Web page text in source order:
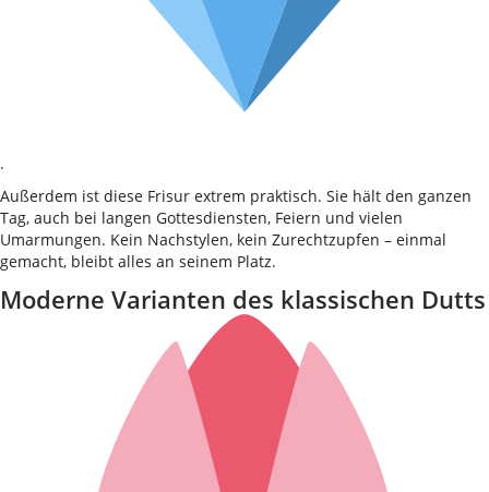
.
Außerdem ist diese Frisur extrem praktisch. Sie hält den ganzen
Tag, auch bei langen Gottesdiensten, Feiern und vielen
Umarmungen. Kein Nachstylen, kein Zurechtzupfen – einmal
gemacht, bleibt alles an seinem Platz.
Moderne Varianten des klassischen Dutts